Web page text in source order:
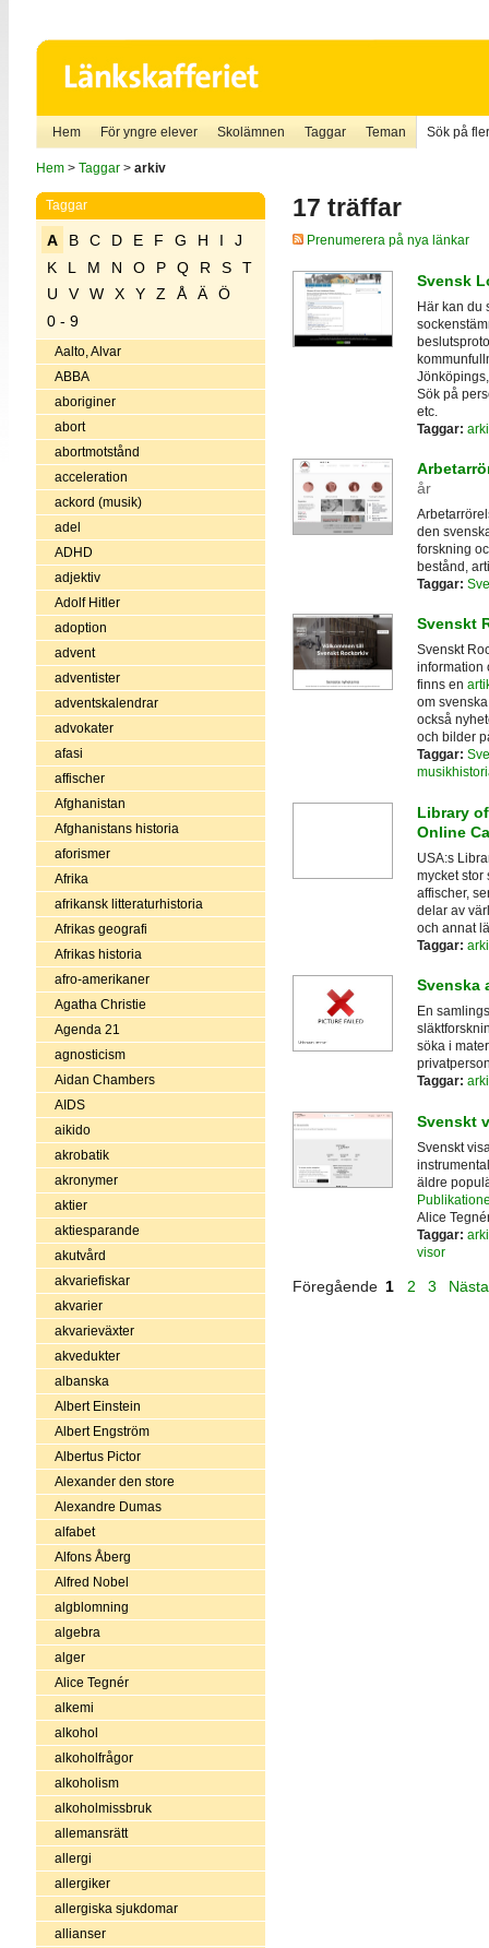
Hem För yngre elever Skolämnen Taggar Teman Sök på
Hem> Taggar> arkiv
Taggar
A B C D E F G H I
J
K
L M N O P Q R S
T
U
V W X Y Z Å Ä
Ö
0 - 9
Aalto, Alvar
ABBA
aboriginer
abort
abortmotstånd
acceleration
ackord (musik)
adel
ADHD
adjektiv
Adolf Hitler
adoption
advent
adventister
adventskalendrar
advokater
afasi
affischer
Afghanistan
Afghanistans historia
aforismer
Afrika
afrikansk litteraturhistoria
Afrikas geografi
Afrikas historia
afro-amerikaner
Agatha Christie
Agenda 21
agnosticism
Aidan Chambers
AIDS
aikido
akrobatik
akronymer
aktier
aktiesparande
akutvård
akvariefiskar
akvarier
akvarieväxter
akvedukter
albanska
Albert Einstein
Albert Engström
Albertus Pictor
Alexander den store
Alexandre Dumas
alfabet
Alfons Åberg
Alfred Nobel
algblomning
algebra
alger
Alice Tegnér
alkemi
alkohol
alkoholfrågor
alkoholism
alkoholmissbruk
allemansrätt
allergi
allergiker
allergiska sjukdomar
allianser
17 träffar
Prenumerera på nya länkar
Svensk
Här kan du
Sök på
etc.
Taggar:
år
den
forskning
bestånd,
Taggar:
Svenskt
Svenskt
information
finns en
om
också
och bilder
Taggar:
Library
Online
USA:s
mycket stor
affischer,
delar av
och annat
Taggar:
Svenska
En
söka i
Taggar:
Svenskt
Svenskt
äldre
Alice
Taggar:
visor
Föregående 1 2 3